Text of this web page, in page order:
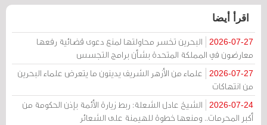
اقرأ أيضا
2026-07-27
البحرين تخسر محاولتها لمنع دعوى قضائية رفعها
معارضون في المملكة المتحدة بشأن برامج التجسس
2026-07-27
علماء من الأزهر الشريف يدينون ما يتعرض علماء البحرين
من انتهاكات
2026-07-24
الشيخ عادل الشعلة: ربط زيارة الأئمة بإذن الحكومة من
أكبر المحرمات.. ومنعها خطوة للهيمنة على الشعائر